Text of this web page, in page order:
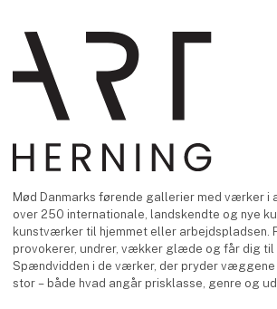
Mød Danmarks førende gallerier med værker i
over 250 internationale, landskendte og nye
kunstværker til hjemmet eller arbejdspladsen.
provokerer, undrer, vækker glæde og får dig
Spændvidden i de værker, der pryder væggene
stor – både hvad angår prisklasse, genre og